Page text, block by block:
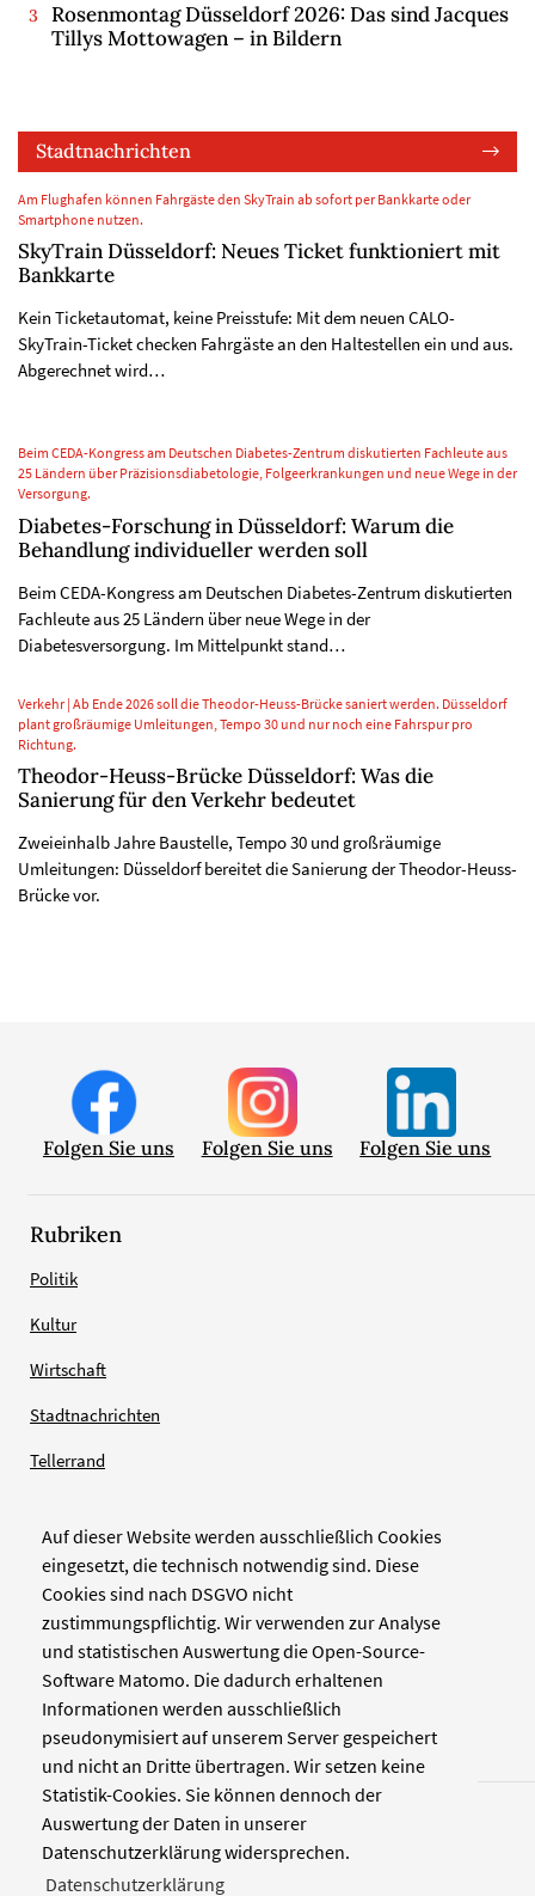
Auf dieser Website werden ausschließlich Cookies
eingesetzt, die technisch notwendig sind. Diese
Cookies sind nach DSGVO nicht
zustimmungspflichtig. Wir verwenden zur Analyse
und statistischen Auswertung die Open-Source-
Software Matomo. Die dadurch erhaltenen
Informationen werden ausschließlich
pseudonymisiert auf unserem Server gespeichert
und nicht an Dritte übertragen. Wir setzen keine
Statistik-Cookies. Sie können dennoch der
Auswertung der Daten in unserer
Datenschutzerklärung widersprechen.
Datenschutzerklärung
Rosenmontag Düsseldorf 2026: Das sind Jacques
Tillys Mottowagen – in Bildern
Stadtnachrichten
Am Flughafen können Fahrgäste den SkyTrain ab sofort per Bankkarte oder
Smartphone nutzen.
SkyTrain Düsseldorf: Neues Ticket funktioniert mit
Bankkarte
Kein Ticketautomat, keine Preisstufe: Mit dem neuen CALO-
SkyTrain-Ticket checken Fahrgäste an den Haltestellen ein und aus.
Abgerechnet wird…
Beim CEDA-Kongress am Deutschen Diabetes-Zentrum diskutierten Fachleute aus
25 Ländern über Präzisionsdiabetologie, Folgeerkrankungen und neue Wege in der
Versorgung.
Diabetes-Forschung in Düsseldorf: Warum die
Behandlung individueller werden soll
Beim CEDA-Kongress am Deutschen Diabetes-Zentrum diskutierten
Fachleute aus 25 Ländern über neue Wege in der
Diabetesversorgung. Im Mittelpunkt stand…
Verkehr | Ab Ende 2026 soll die Theodor-Heuss-Brücke saniert werden. Düsseldorf
plant großräumige Umleitungen, Tempo 30 und nur noch eine Fahrspur pro
Richtung.
Theodor-Heuss-Brücke Düsseldorf: Was die
Sanierung für den Verkehr bedeutet
Zweieinhalb Jahre Baustelle, Tempo 30 und großräumige
Umleitungen: Düsseldorf bereitet die Sanierung der Theodor-Heuss-
Brücke vor.
Folgen Sie uns Folgen Sie uns Folgen Sie uns
Rubriken
Politik
Kultur
Wirtschaft
Stadtnachrichten
Tellerrand
Verlag
Zellwerk GmbH & Co KG
Pinienstraße 2
40233 Düsseldorf
www.zellwerk.com